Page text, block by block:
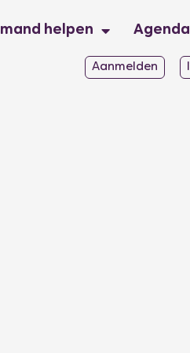
helpen Agenda
Aanmelden